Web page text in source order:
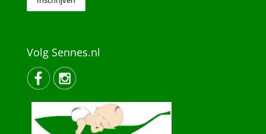
Volg Sennes.nl